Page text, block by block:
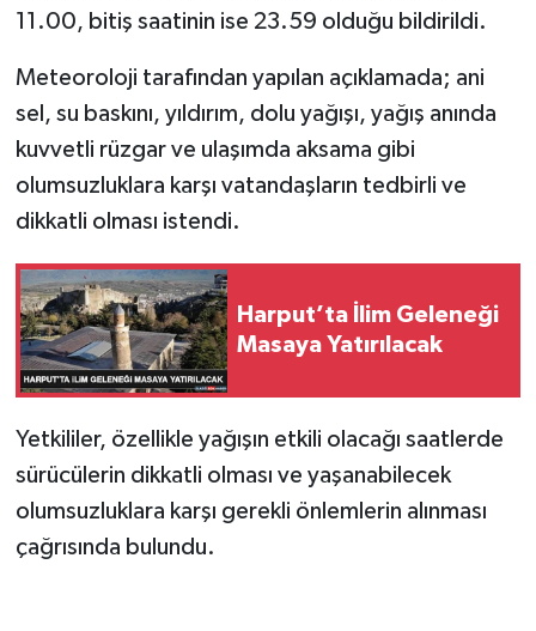
11.00, bitiş saatinin ise 23.59 olduğu bildirildi.
Meteoroloji tarafından yapılan açıklamada; ani
sel, su baskını, yıldırım, dolu yağışı, yağış anında
kuvvetli rüzgar ve ulaşımda aksama gibi
olumsuzluklara karşı vatandaşların tedbirli ve
dikkatli olması istendi.
Harput’ta İlim Geleneği
Masaya Yatırılacak
Yetkililer, özellikle yağışın etkili olacağı saatlerde
sürücülerin dikkatli olması ve yaşanabilecek
olumsuzluklara karşı gerekli önlemlerin alınması
çağrısında bulundu.
SİYASET
SPOR
TEKNOLOJİ
YAŞAM